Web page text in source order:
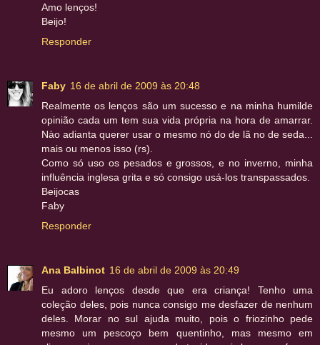
Amo lenços!
Beijo!
Responder
Faby 16 de abril de 2009 às 20:48
Realmente os lenços são um sucesso e na minha humilde
opinião cada um tem sua vida própria na hora de amarrar.
Nào adianta querer usar o mesmo nó do de lã no de seda...
mais ou menos isso (rs).
Como só uso os pesados e grossos, e no inverno, minha
influência inglesa grita e só consigo usá-los transpassados.
Beijocas
Faby
Responder
Ana Balbinot 16 de abril de 2009 às 20:49
Eu adoro lenços desde que era criança! Tenho uma
coleção deles, pois nunca consigo me desfazer de nenhum
deles. Morar no sul ajuda muito, pois o friozinho pede
mesmo um pescoço bem quentinho, mas mesmo em